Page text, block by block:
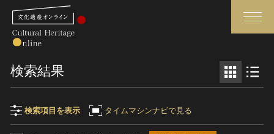
さらに詳細検索
検索結果
検索項目を表示 タイムマシンナビで見る